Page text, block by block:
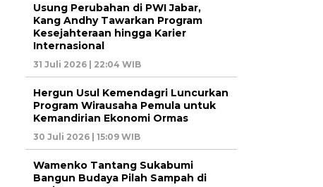
Usung Perubahan di PWI Jabar,
Kang Andhy Tawarkan Program
Kesejahteraan hingga Karier
Internasional
31 Juli 2026 | 22:04 WIB
Hergun Usul Kemendagri Luncurkan
Program Wirausaha Pemula untuk
Kemandirian Ekonomi Ormas
30 Juli 2026 | 15:09 WIB
Wamenko Tantang Sukabumi
Bangun Budaya Pilah Sampah di